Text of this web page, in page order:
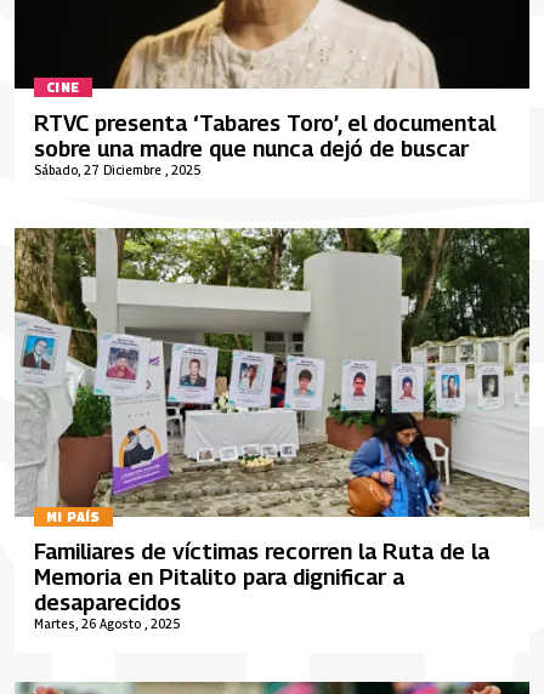
CINE
Sábado, 27 Diciembre , 2025
RTVC presenta ‘Tabares Toro’, el documental
sobre una madre que nunca dejó de buscar
MI PAÍS
Martes, 26 Agosto , 2025
Familiares de víctimas recorren la Ruta de la
Memoria en Pitalito para dignificar a
desaparecidos